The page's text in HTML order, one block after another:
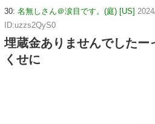
30: 名無しさん＠涙目です。(庭) [US]
ID:uzzs2QyS0
埋蔵金ありませんでしたー
くせに